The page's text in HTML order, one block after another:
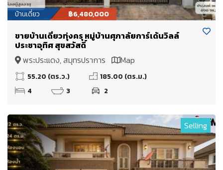
บ้านเดี่ยว ฿6,480,000
ขายบ้านเดี่ยวทุ่งครุ หมู่บ้านศุภาลัยการ์เด้นวิลล์
ประชาอุทิศ สุขสวัสดิ์
พระประแดง, สมุทรปราการ
Map
55.20 (ตร.ว.)
185.00 (ตร.ม.)
4
3 2
Selling